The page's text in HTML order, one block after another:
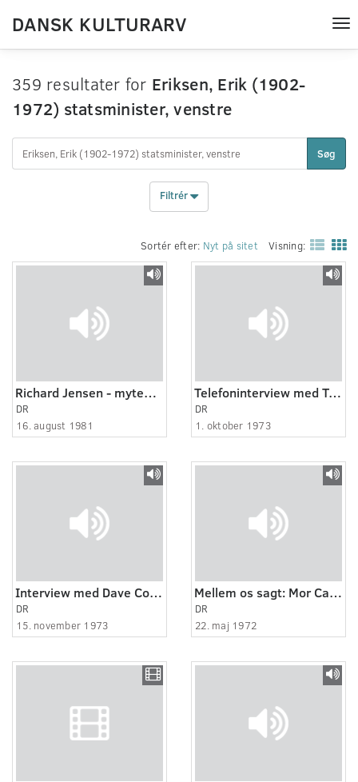
DANSK KULTURARV
359 resultater for Eriksen, Erik (1902-
1972) statsminister, venstre
Søg
Filtrér
Sortér efter: Nyt på sitet Visning:
Richard Jensen - myten om en mand og en tid 6:7
DR
16. august 1981
Telefoninterview med Trevor Lucas
DR
1. oktober 1973
Interview med Dave Cousins
DR
15. november 1973
Mellem os sagt: Mor Carla fortæller
DR
22. maj 1972